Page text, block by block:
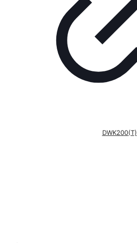
DWK200(T)